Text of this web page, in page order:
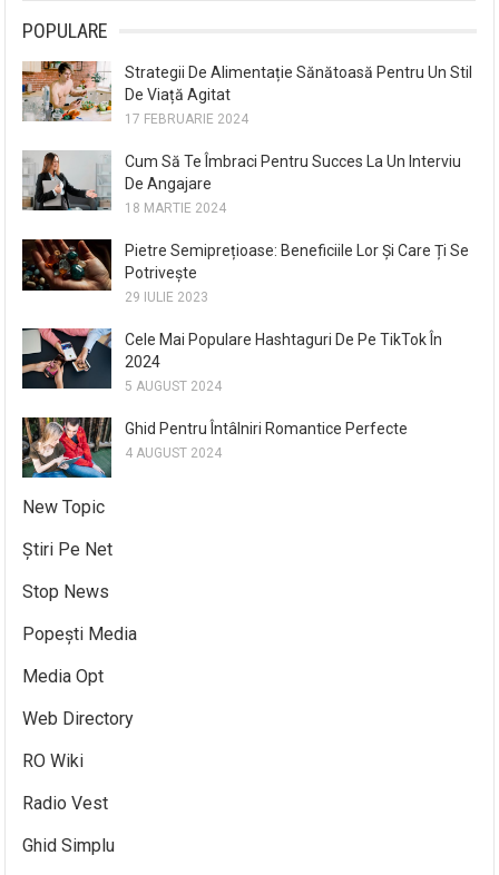
POPULARE
Strategii De Alimentație Sănătoasă Pentru Un Stil
De Viață Agitat
17 FEBRUARIE 2024
Cum Să Te Îmbraci Pentru Succes La Un Interviu
De Angajare
18 MARTIE 2024
Pietre Semiprețioase: Beneficiile Lor Și Care Ți Se
Potrivește
29 IULIE 2023
Cele Mai Populare Hashtaguri De Pe TikTok În
2024
5 AUGUST 2024
Ghid Pentru Întâlniri Romantice Perfecte
4 AUGUST 2024
New Topic
Știri Pe Net
Stop News
Popești Media
Media Opt
Web Directory
RO Wiki
Radio Vest
Ghid Simplu